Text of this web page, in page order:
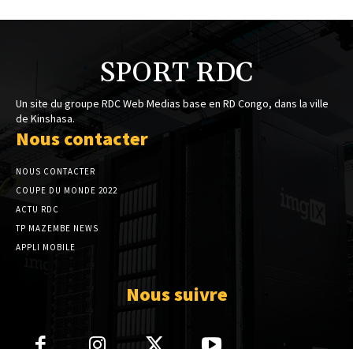
SPORT RDC
Un site du groupe RDC Web Medias base en RD Congo, dans la ville
de Kinshasa.
Nous contacter
NOUS CONTACTER
COUPE DU MONDE 2022
ACTU RDC
TP MAZEMBE NEWS
APPLI MOBILE
Nous suivre